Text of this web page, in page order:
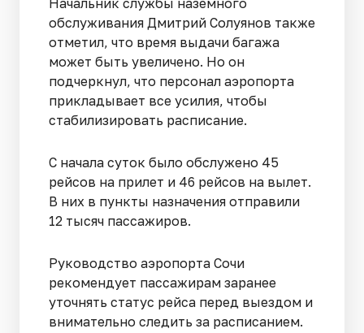
обслуживания Дмитрий Солуянов также
отметил, что время выдачи багажа
может быть увеличено. Но он
подчеркнул, что персонал аэропорта
прикладывает все усилия, чтобы
стабилизировать расписание.
С начала суток было обслужено 45
рейсов на прилет и 46 рейсов на вылет.
В них в пункты назначения отправили
12 тысяч пассажиров.
Руководство аэропорта Сочи
рекомендует пассажирам заранее
уточнять статус рейса перед выездом и
внимательно следить за расписанием.